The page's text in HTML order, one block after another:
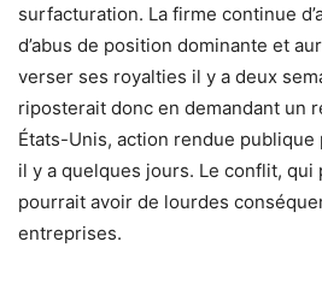
surfacturation. La firme continue
d’abus de position dominante et
verser ses royalties il y a deux
riposterait donc en demandant un
États-Unis, action rendue publique
il y a quelques jours. Le conflit, qui
pourrait avoir de lourdes
entreprises.